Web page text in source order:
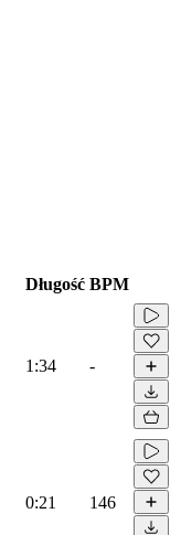
Długość BPM
1:34 -
0:21 146